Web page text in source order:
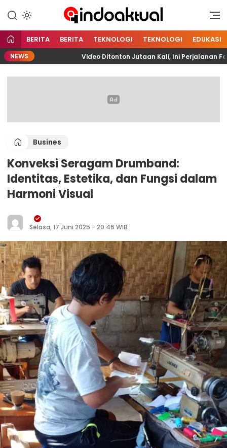
Indoaktual
Indonesia Aktual
BERITA BERITA TEKNOLOGI TEKNOLOGI EDUKASI
NEWS Video Ditonton Jutaan Kali, Ini Perjalanan Fariz
Busines
Konveksi Seragam Drumband:
Identitas, Estetika, dan Fungsi dalam
Harmoni Visual
Selasa, 17 Juni 2025 - 20:46 WIB